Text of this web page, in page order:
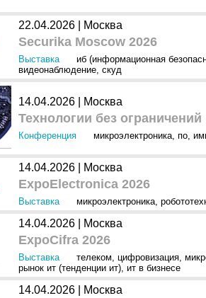
22.04.2026 | Москва
Securika Moscow 2026
Выставка
иб (информационная
видеонаблюдение, скуд
14.04.2026 | Москва
Технологии без ограничений
Конференция микроэлектроника, по,
14.04.2026 | Москва
ExpoElectronica 2026
Выставка микроэлектроника,
14.04.2026 | Москва
ExpoCifra 2026
Выставка телеком, цифровизация,
рынок ит (тенденции ит), ит в бизнесе
14.04.2026 | Москва